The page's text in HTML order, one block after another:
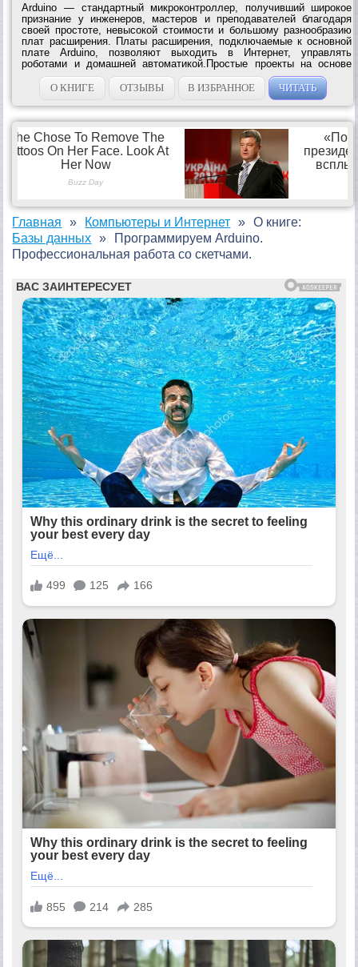
Arduino — стандартный микроконтроллер, получивший широкое
признание у инженеров, мастеров и преподавателей благодаря
своей простоте, невысокой стоимости и большому разнообразию
плат расширения. Платы расширения, подключаемые к основной
плате Arduino, позволяют выходить в Интернет, управлять
роботами и домашней автоматикой.Простые проекты на основе
Arduino не вызывают сложностей в реализации. Но, вступив на
территорию, не охваченную...
О КНИГЕ ОТЗЫВЫ В ИЗБРАННОЕ ЧИТАТЬ
Главная
Компьютеры и Интернет
Базы данных
О книге:
Программируем Arduino.
Профессиональная работа со скетчами.